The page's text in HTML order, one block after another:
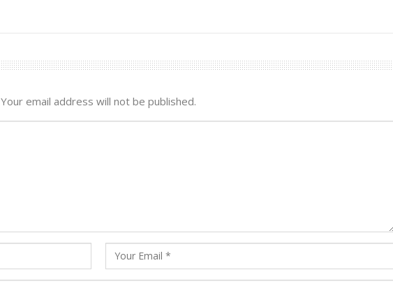
Your email address will not be published.